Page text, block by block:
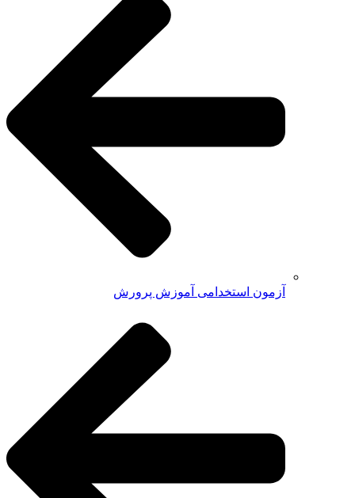
آزمون استخدامی آموزش پرورش